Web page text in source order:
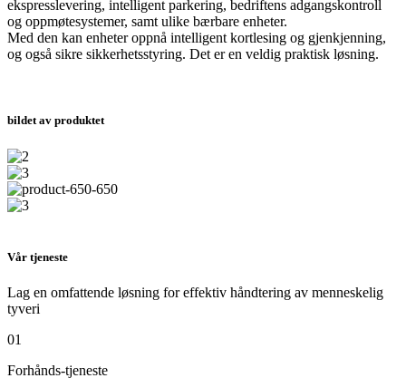
ekspresslevering, intelligent parkering, bedriftens adgangskontroll
og oppmøtesystemer, samt ulike bærbare enheter.
Med den kan enheter oppnå intelligent kortlesing og gjenkjenning,
og også sikre sikkerhetsstyring. Det er en veldig praktisk løsning.
bildet av produktet
Vår tjeneste
Lag en omfattende løsning for effektiv håndtering av menneskelig
tyveri
01
Forhånds-tjeneste